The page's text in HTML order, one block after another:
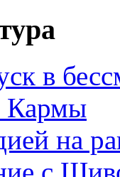
в
Кармы
на